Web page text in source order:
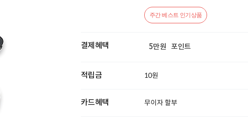
주간 베스트 인기상품
결제혜택 5만원 포인트
적립금 10원
카드혜택 무이자 할부